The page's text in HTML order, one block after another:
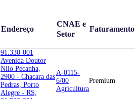
Endereço
CNAE e
Setor
Faturamento
91.330-001
Avenida Doutor
Nilo Pecanha,
2900 - Chacara das
Pedras, Porto
Alegre - RS,
A-0115-
6/00
Agricultura
Premium